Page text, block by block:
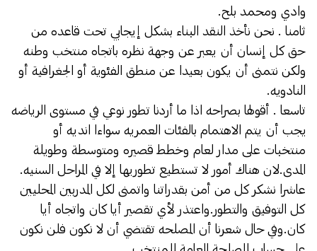
وادي ومحمد بلح.
ثامنا . نحن نأخذ النقد البناء بشكل إيجابي تحت قاعده من
حق كل إنسان أن يعبر عن وجهة نظره باتجاه منتخب وطنه
ولكن نتمنى أن يكون بعيدا عن منطق الفئوية أو الجغرافية أو
النادويه.
تاسعا . أقولها بصراحه اذا ما أردنا تطور نوعي في مستوى الرياضه
يجب أن يتم الاهتمام بالفئات العمريه سواءا انديه أو
منتخبات على مدار لعام وخطط قصيره ومتوسطة وطويلة
المدى.لان هناك أمور ﻻ تستطيع تطوريها إلا في المراحل السنيه.
عاشرا نشكر كل من أمن بقدراتنا واتمنى لكل المدربين المحليين
كل التوفيق والتطور.واعتذر لأي تقصير أيا كان واتجاه أيا
كان.وفي حال شعرنا أن المصلحه تقتضي أن ﻻ نكون فلن نكون